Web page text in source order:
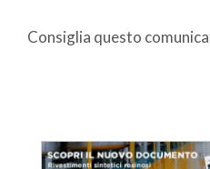
Consiglia questo